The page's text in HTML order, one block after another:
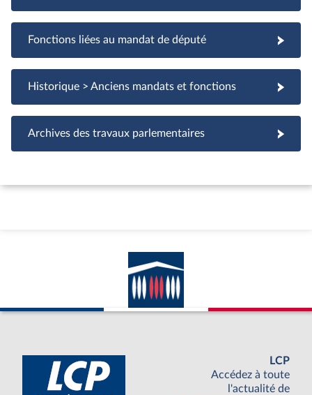
Fonctions liées au mandat de député
Fonctions liées au mandat de député
Historique > Anciens mandats et fonctions
Archives des travaux parlementaires
LCP
Accédez à toute
l'actualité de